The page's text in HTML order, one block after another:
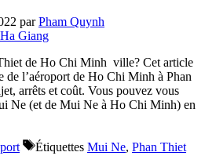
parPham Quynh
de Ho Chi Minh ville? Cet article
de l’aéroport de Ho Chi Minh à Phan
arrêts et coût. Vous pouvez vous
Ne (et de Mui Ne à Ho Chi Minh) en
Étiquettes Mui Ne, Phan Thiet